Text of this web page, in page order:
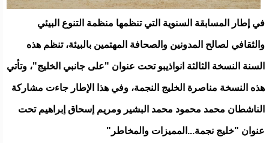
في إطار المسابقة السنوية التي تنظمها منظمة التنوع البيئي
والثقافي لصالح المدونين والصحافة المهتمين بالبيئة، تنظم هذه
السنة النسخة الثالثة انواذيبو تحت عنوان "على جانبي الخليج"، وتأتي
هذه النسخة مناصرة الخليج النجمة، وفي هذا الإطار جاءت مشاركة
الناشطان محمد محمود محمد البشير ومريم إسحاق إبراهيم تحت
عنوان "خليج نجمة...المميزات والمخاطر"